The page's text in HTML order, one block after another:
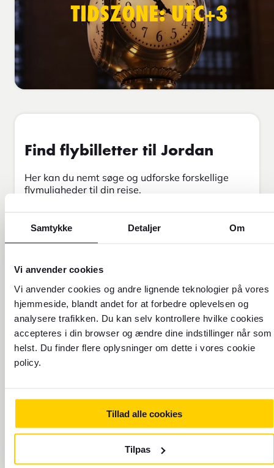
Samtykke Detaljer Om
Vi anvender cookies
Vi anvender cookies og andre lignende teknologier på vores
hjemmeside, blandt andet for at forbedre oplevelsen og
analysere trafikken. Du kan selv kontrollere hvilke cookies
accepteres i din browser og ændre dine indstillinger når som
helst. Du finder flere oplysninger om dette i vores cookie
policy.
Tillad alle cookies
Tilpas
TIDSZONE: UTC+3
Find flybilletter til Jordan
Her kan du nemt søge og udforske forskellige
flymuligheder til din rejse.
Tur & retur Envejs
Fra
Til
Rejsedato
8.8.2026
Retur
9.8.2026
1 voksne
Billettype